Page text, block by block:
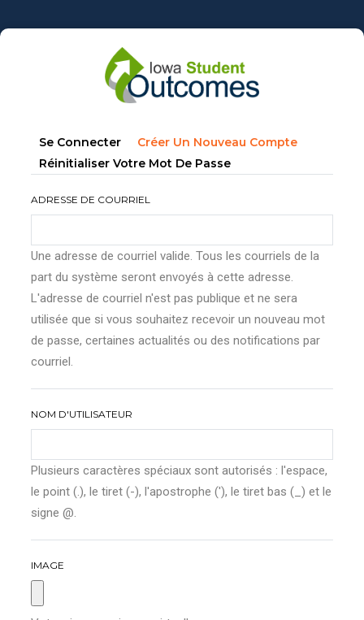
au
Onglets
principaux
Se Connecter Créer Un Nouveau Compte
Réinitialiser Votre Mot De Passe
ADRESSE DE COURRIEL
Une adresse de courriel valide. Tous les courriels de la
part du système seront envoyés à cette adresse.
L'adresse de courriel n'est pas publique et ne sera
utilisée que si vous souhaitez recevoir un nouveau mot
de passe, certaines actualités ou des notifications par
courriel.
NOM D'UTILISATEUR
Plusieurs caractères spéciaux sont autorisés : l'espace,
le point (.), le tiret (-), l'apostrophe ('), le tiret bas (_) et le
signe @.
IMAGE